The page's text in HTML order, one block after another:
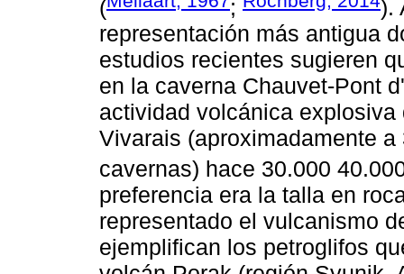
(
;
).
representación más antigua
estudios recientes sugieren
en la caverna Chauvet-Pont
actividad volcánica
Vivarais (aproximadamente
cavernas) hace 30.000
preferencia era la talla en
representado el vulcanismo
ejemplifican los petroglifos